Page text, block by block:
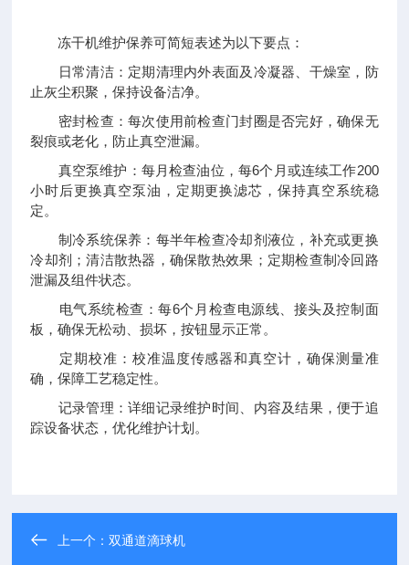
冻干机维护保养可简短表述为以下要点：
日常清洁：定期清理内外表面及冷凝器、干燥室，防
止灰尘积聚，保持设备洁净。
密封检查：每次使用前检查门封圈是否完好，确保无
裂痕或老化，防止真空泄漏。
真空泵维护：每月检查油位，每6个月或连续工作200
小时后更换真空泵油，定期更换滤芯，保持真空系统稳
定。
制冷系统保养：每半年检查冷却剂液位，补充或更换
冷却剂；清洁散热器，确保散热效果；定期检查制冷回路
泄漏及组件状态。
电气系统检查：每6个月检查电源线、接头及控制面
板，确保无松动、损坏，按钮显示正常。
定期校准：校准温度传感器和真空计，确保测量准
确，保障工艺稳定性。
记录管理：详细记录维护时间、内容及结果，便于追
踪设备状态，优化维护计划。
上一个：双通道滴球机